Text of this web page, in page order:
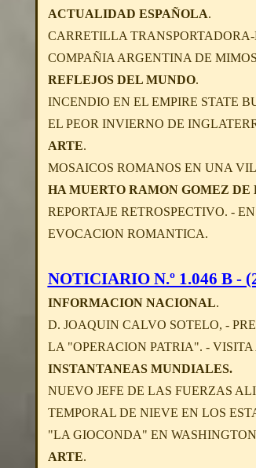
ACTUALIDAD ESPAÑOLA.
CARRETILLA
COMPAÑIA ARGENTINA DE
REFLEJOS DEL MUNDO.
INCENDIO EN EL EMPIRE STATE
EL PEOR INVIERNO DE
ARTE.
MOSAICOS ROMANOS EN UNA
HA MUERTO RAMON GOMEZ DE
REPORTAJE RETROSPECTIVO. -
EVOCACION ROMANTICA.
NOTICIARIO N.º 1.046 B -
INFORMACION NACIONAL.
D. JOAQUIN CALVO SOTELO, -
LA "OPERACION PATRIA". -
INSTANTANEAS MUNDIALES.
NUEVO JEFE DE LAS FUERZAS
TEMPORAL DE NIEVE EN LOS
"LA GIOCONDA" EN
ARTE.